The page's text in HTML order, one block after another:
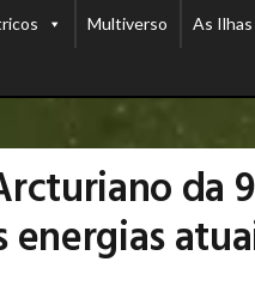
Multiverso As Ilhas
da